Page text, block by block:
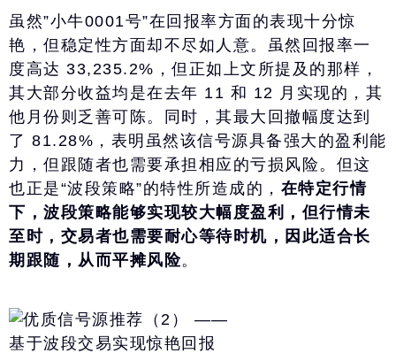
虽然”小牛0001号”在回报率方面的表现十分惊
艳，但稳定性方面却不尽如人意。虽然回报率一
度高达 33,235.2%，但正如上文所提及的那样，
其大部分收益均是在去年 11 和 12 月实现的，其
他月份则乏善可陈。同时，其最大回撤幅度达到
了 81.28%，表明虽然该信号源具备强大的盈利能
力，但跟随者也需要承担相应的亏损风险。但这
也正是“波段策略”的特性所造成的， 在特定行情
下，波段策略能够实现较大幅度盈利，但行情未
至时，交易者也需要耐心等待时机，因此适合长
期跟随，从而平摊风险。